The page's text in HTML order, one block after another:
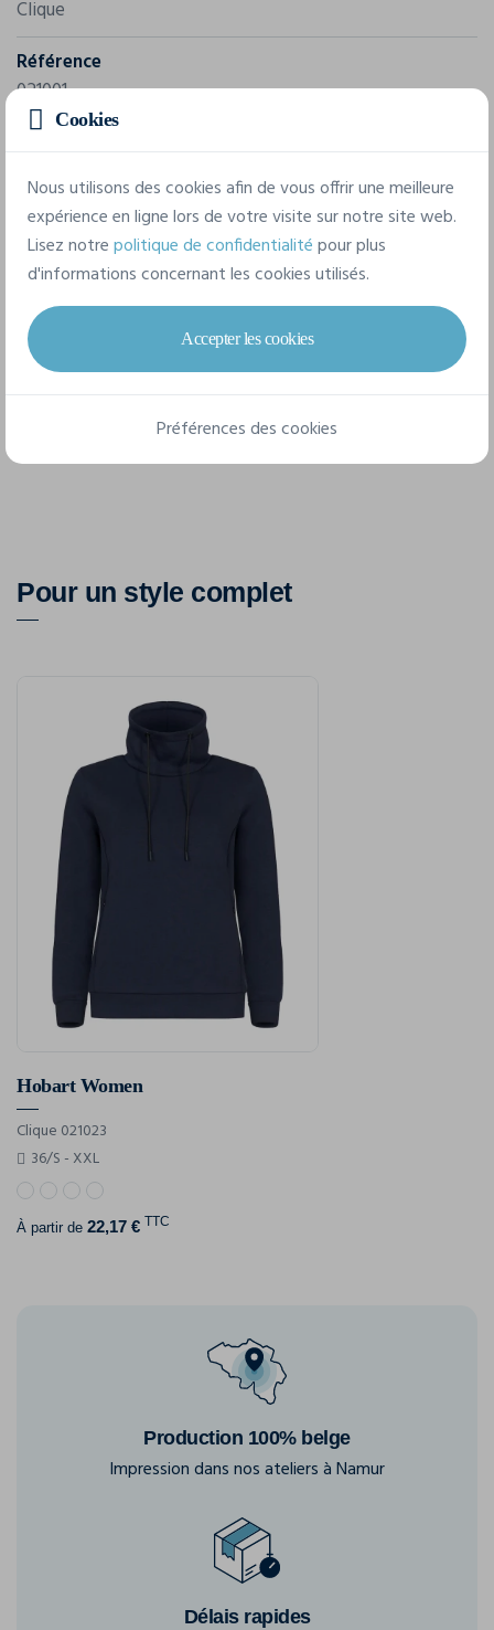
Clique
Référence
021001
85% Coton Organique / 15% Polyester
6 tailles disponibles
M L XL
Pour un style complet
Hobart Women
Clique 021023
36/S - XXL
À partir de 22,17 € TTC
Production 100% belge
Impression dans nos ateliers à Namur
Délais rapides
Cookies
Nous utilisons des cookies afin de vous offrir une meilleure
expérience en ligne lors de votre visite sur notre site web.
Lisez notrepolitique de confidentialitépour plus
d'informations concernant les cookies utilisés.
Accepter les cookies
Préférences des cookies